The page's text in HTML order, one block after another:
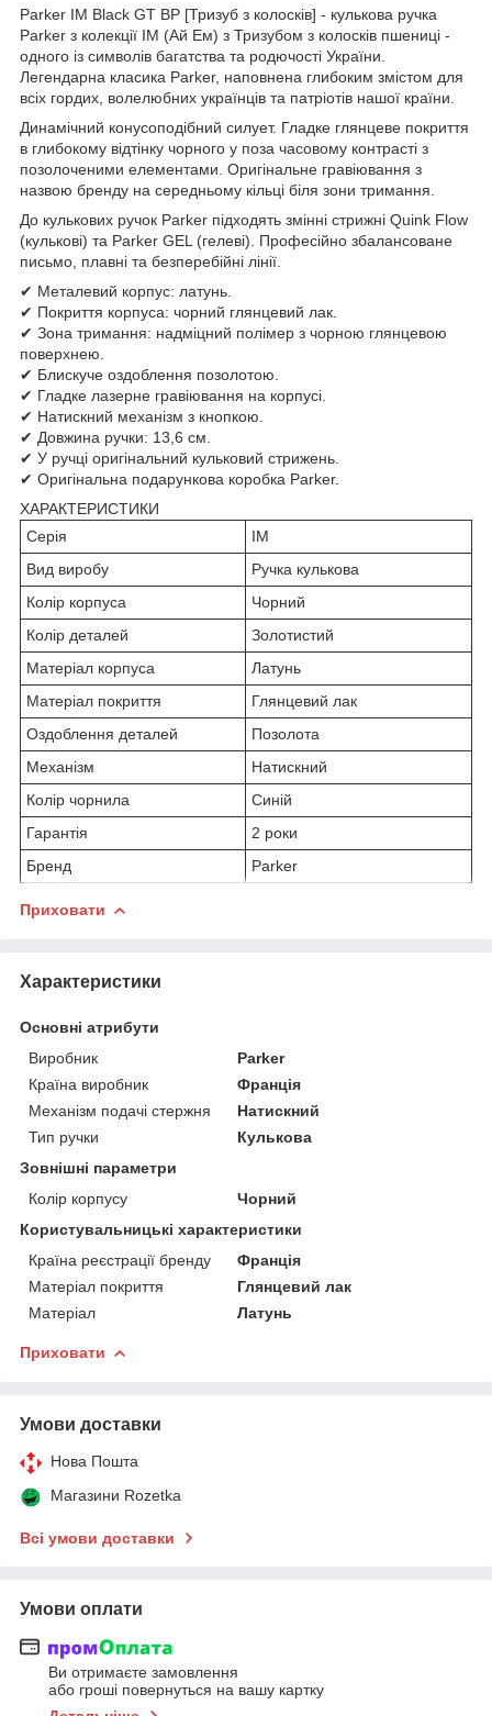
Parker IM Black GT BP [Тризуб з колосків] - кулькова ручка
Parker з колекції IM (Ай Ем) з Тризубом з колосків пшениці -
одного із символів багатства та родючості України.
Легендарна класика Parker, наповнена глибоким змістом для
всіх гордих, волелюбних українців та патріотів нашої країни.
Динамічний конусоподібний силует. Гладке глянцеве покриття
в глибокому відтінку чорного у поза часовому контрасті з
позолоченими елементами. Оригінальне гравіювання з
назвою бренду на середньому кільці біля зони тримання.
До кулькових ручок Parker підходять змінні стрижні Quink Flow
(кулькові) та Parker GEL (гелеві). Професійно збалансоване
письмо, плавні та безперебійні лінії.
✔ Металевий корпус: латунь.
✔ Покриття корпуса: чорний глянцевий лак.
✔ Зона тримання: надміцний полімер з чорною глянцевою
поверхнею.
✔ Блискуче оздоблення позолотою.
✔ Гладке лазерне гравіювання на корпусі.
✔ Натискний механізм з кнопкою.
✔ Довжина ручки: 13,6 см.
✔ У ручці оригінальний кульковий стрижень.
✔ Оригінальна подарункова коробка Parker.
ХАРАКТЕРИСТИКИ
Серія
IM
Вид виробу
Ручка кулькова
Колір корпуса
Чорний
Колір деталей
Золотистий
Матеріал корпуса
Латунь
Матеріал покриття
Глянцевий лак
Оздоблення деталей
Позолота
Механізм
Натискний
Колір чорнила
Синій
Гарантія
2 роки
Бренд
Parker
Приховати
Характеристики
Основні атрибути
Виробник
Parker
Країна виробник
Франція
Механізм подачі стержня
Натискний
Тип ручки
Кулькова
Зовнішні параметри
Колір корпусу
Чорний
Користувальницькі характеристики
Країна реєстрації бренду
Франція
Матеріал покриття
Глянцевий лак
Матеріал
Латунь
Приховати
Умови доставки
Нова Пошта
Магазини Rozetka
Всі умови доставки
Умови оплати
Ви отримаєте замовлення
або гроші повернуться на вашу картку